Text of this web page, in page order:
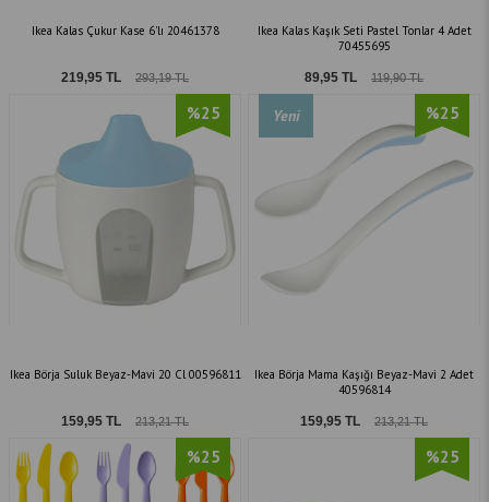
Ikea Kalas Çukur Kase 6'lı 20461378
219,95 TL 293,19 TL
Ikea Kalas Kaşık Seti Pastel Tonlar 4 Adet
70455695
89,95 TL 119,90 TL
Ikea Börja Suluk Beyaz-Mavi 20 Cl 00596811
159,95 TL 213,21 TL
%25
Ikea Börja Mama Kaşığı Beyaz-Mavi 2 Adet
40596814
159,95 TL 213,21 TL
%25
Yeni
%25 %25